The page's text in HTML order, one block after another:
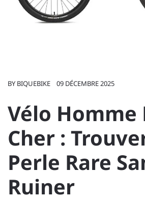
BY BIQUEBIKE 09 DÉCEMBRE 2025
Vélo Homme
Cher :
Perle Rare
Ruiner